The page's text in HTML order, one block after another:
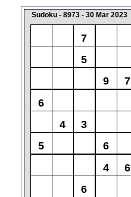
Sudoku - 8973 - 30 Mar 2023
7
5
9
7
6
4
3
5
6
4
6
6